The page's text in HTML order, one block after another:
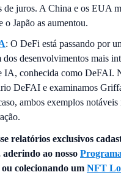
de juros. A China e os EUA
o Japão as aumentou.
: O DeFi está passando por
desenvolvimentos mais
IA, conhecida como DeFAI.
DeFAI e examinamos
ambos exemplos notáveis
relatórios exclusivos
aderindo ao nosso
ou colecionando um NFT